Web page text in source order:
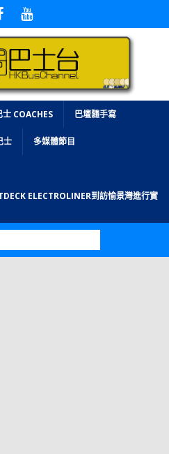
COACHES 巴壇隨手寫
士 多媒體節目
ELECTROLINER到訪愉景灣進行實